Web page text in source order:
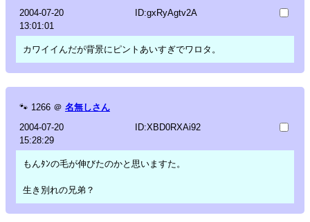
2004-07-20
13:01:01
ID:gxRyAgtv2A
カワイイんだが背景にピントあいすぎでワロタ。
🐾 1266 ＠ 名無しさん
2004-07-20
15:28:29
ID:XBD0RXAi92
もんﾀﾝの毛が伸びたのかと思いますた。
生き別れの兄弟？